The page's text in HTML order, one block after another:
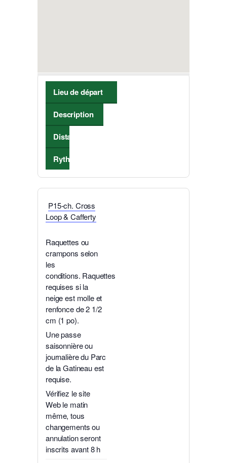
Lieu de départ
Description
Distance
Rythme de marche
P15-ch. Cross
Loop & Cafferty
Raquettes ou
crampons selon
les
conditions. Raquettes
requises si la
neige est molle et
renfonce de 2 1/2
cm (1 po).
Une passe
saisonnière ou
journalière du Parc
de la Gatineau est
requise.
Vérifiez le site
Web le matin
même, tous
changements ou
annulation seront
inscrits avant 8 h